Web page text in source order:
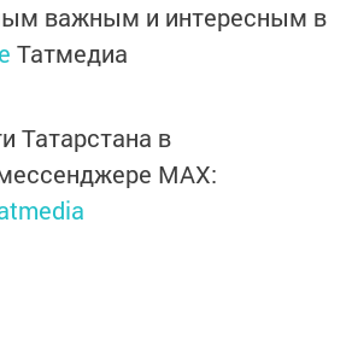
важным и интересным в
Татмедиа
Татарстана в
MАХ: